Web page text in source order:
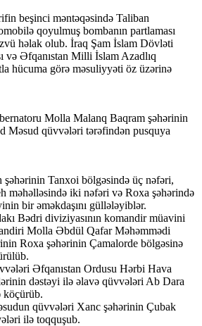
beşinci məntəqəsində Taliban
qoyulmuş bombanın partlaması
həlak olub. İraq Şam İslam Dövləti
və Əfqanıstan Milli İslam Azadlıq
hücuma görə məsuliyyəti öz üzərinə
Molla Malanq Baqram şəhərinin
Məsud qüvvələri tərəfindən pusquya
şəhərinin Tanxoi bölgəsində üç nəfəri,
məhəlləsində iki nəfəri və Roxa şəhərində
bir əməkdaşını güllələyiblər.
Bədri diviziyasının komandir müavini
Molla Əbdül Qafar Məhəmmədi
Roxa şəhərinin Çamalorde bölgəsinə
Əfqanıstan Ordusu Hərbi Hava
dəstəyi ilə əlavə qüvvələri Ab Dara
köçürüb.
qüvvələri Xanc şəhərinin Çubak
ilə toqquşub.